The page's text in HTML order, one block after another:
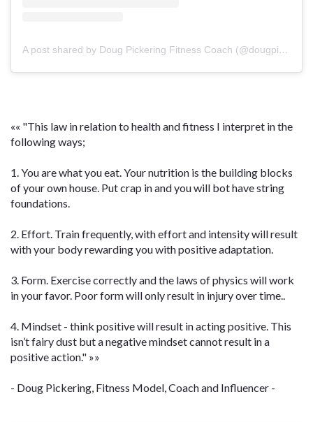
A post shared by Doug Pickering Fitness Coach (@dougpickeringnsf)
«« "This law in relation to health and fitness I interpret in the
following ways;
1. You are what you eat. Your nutrition is the building blocks
of your own house. Put crap in and you will bot have string
foundations.
2. Effort. Train frequently, with effort and intensity will result
with your body rewarding you with positive adaptation.
3. Form. Exercise correctly and the laws of physics will work
in your favor. Poor form will only result in injury over time..
4. Mindset - think positive will result in acting positive. This
isn’t fairy dust but a negative mindset cannot result in a
positive action." »»
- Doug Pickering, Fitness Model, Coach and Influencer -